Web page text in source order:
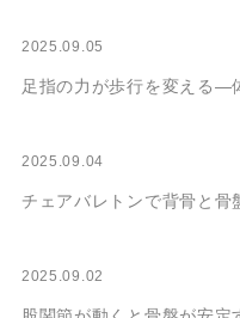
2025.09.05
足指の力が歩行を変える―
2025.09.04
チェアバレトンで背骨と骨
2025.09.02